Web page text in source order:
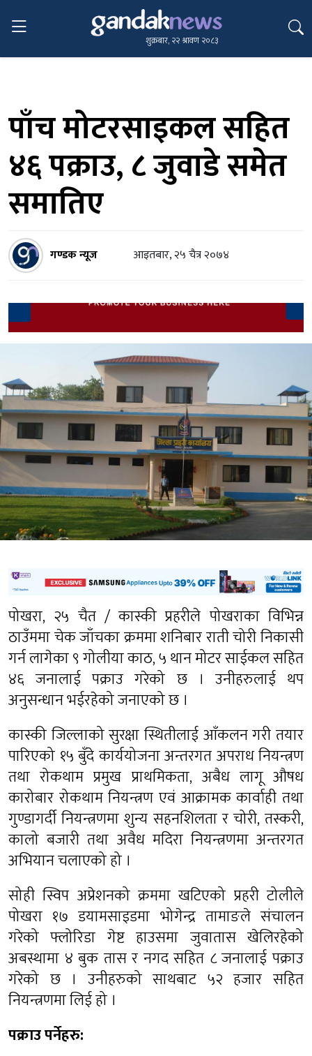
शुक्रबार, २२ श्रावण २०८३
पाँच मोटरसाइकल सहित
४६ पक्राउ, ८ जुवाडे समेत
समातिए
गण्डक न्यूज आइतबार, २५ चैत्र २०७४
पोखरा, २५ चैत / कास्की प्रहरीले पोखराका विभिन्न
ठाउँममा चेक जाँचका क्रममा शनिबार राती चोरी निकासी
गर्न लागेका ९ गोलीया काठ, ५ थान मोटर साईकल सहित
४६ जनालाई पक्राउ गरेको छ । उनीहरुलाई थप
अनुसन्धान भईरहेको जनाएको छ ।
कास्की जिल्लाको सुरक्षा स्थितीलाई आँकलन गरी तयार
पारिएको १५ बुँदे कार्ययोजना अन्तरगत अपराध नियन्त्रण
तथा रोकथाम प्रमुख प्राथमिकता, अबैध लागू औषध
कारोबार रोकथाम नियन्त्रण एवं आक्रामक कार्वाही तथा
गुण्डागर्दी नियन्त्रणमा शुन्य सहनशिलता र चोरी, तस्करी,
कालो बजारी तथा अवैध मदिरा नियन्त्रणमा अन्तरगत
अभियान चलाएको हो ।
सोही स्विप अप्रेशनको क्रममा खटिएको प्रहरी टोलीले
पोखरा १७ डयामसाइडमा भोगेन्द्र तामाङले संचालन
गरेको फ्लोरिडा गेष्ट हाउसमा जुवातास खेलिरहेको
अबस्थामा ४ बुक तास र नगद सहित ८ जनालाई पक्राउ
गरेको छ । उनीहरुको साथबाट ५२ हजार सहित
नियन्त्रणमा लिई हो ।
पक्राउ पर्नेहरु: